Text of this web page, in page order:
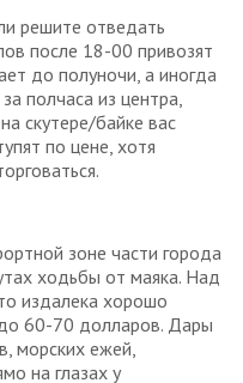
решите отведать
после 18-00 привозят
до полуночи, а иногда
полчаса из центра,
скутере/байке вас
по цене, хотя
зоне части города
ходьбы от маяка. Над
издалека хорошо
60-70 долларов. Дары
морских ежей,
на глазах у